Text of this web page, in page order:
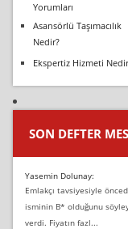
Yorumları
Asansörlü Taşımacılık
Nedir?
Ekspertiz Hizmeti
SON DEFTER
Yasemin Dolunay:
Emlakçı tavsiyesiyle
isminin B* olduğunu
verdi. Fiyatın fazl...